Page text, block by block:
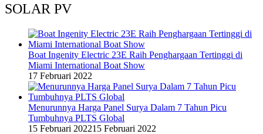
SOLAR PV
Boat Ingenity Electric 23E Raih Penghargaan Tertinggi di
Miami International Boat Show
17 Februari 2022
Menurunnya Harga Panel Surya Dalam 7 Tahun Picu
Tumbuhnya PLTS Global
15 Februari 202215 Februari 2022